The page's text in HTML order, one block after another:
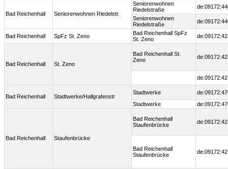
Bad Reichenhall Seniorenwohnen Riedelstr.
Seniorenwohnen
Riedelstraße
Seniorenwohnen
Riedelstraße
Bad Reichenhall SpFz St. Zeno
Bad Reichenhall SpFz
St. Zeno
Bad Reichenhall St. Zeno
Bad Reichenhall St.
Zeno
Bad Reichenhall Stadtwerke/Hallgrafenstr
Stadtwerke
Stadtwerke
Bad Reichenhall Staufenbrücke
Bad Reichenhall
Staufenbrücke
Bad Reichenhall
Staufenbrücke